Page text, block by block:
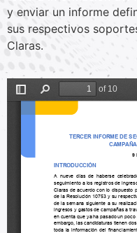
y enviar un informe
sus respectivos
Claras.